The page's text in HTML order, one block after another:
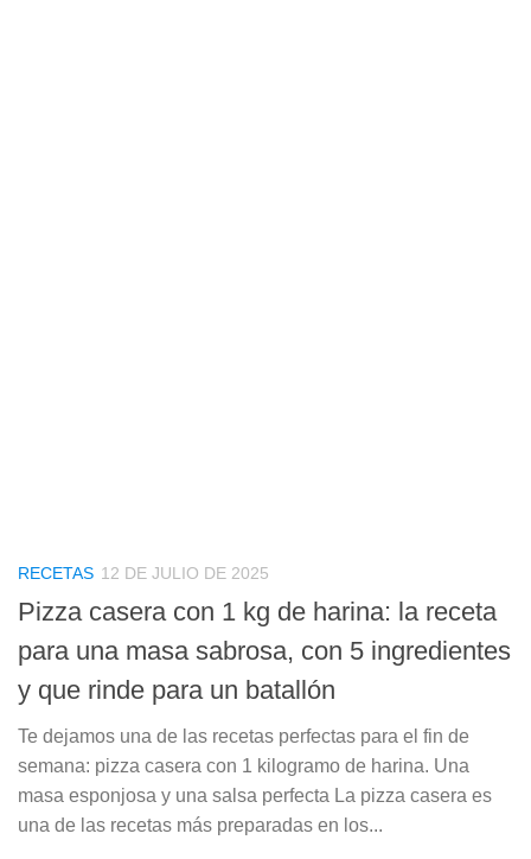
RECETAS 12 DE JULIO DE 2025
Pizza casera con 1 kg de harina: la receta
para una masa sabrosa, con 5 ingredientes
y que rinde para un batallón
Te dejamos una de las recetas perfectas para el fin de
semana: pizza casera con 1 kilogramo de harina. Una
masa esponjosa y una salsa perfecta La pizza casera es
una de las recetas más preparadas en los...